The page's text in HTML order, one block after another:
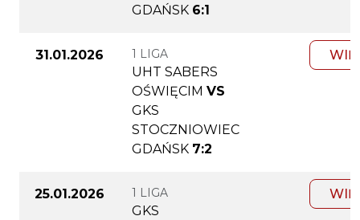
GDAŃSK 6:1
31.01.2026 1 LIGA
UHT SABERS
OŚWIĘCIM VS
GKS
STOCZNIOWIEC
GDAŃSK 7:2
25.01.2026 1 LIGA
GKS